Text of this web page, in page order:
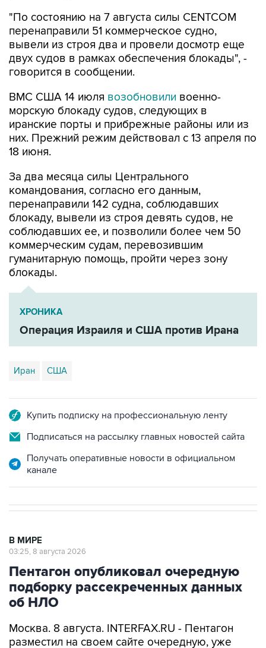
"По состоянию на 7 августа силы CENTCOM
перенаправили 51 коммерческое судно,
вывели из строя два и провели досмотр еще
двух судов в рамках обеспечения блокады", -
говорится в сообщении.
ВМС США 14 июля возобновили военно-
морскую блокаду судов, следующих в
иранские порты и прибрежные районы или из
них. Прежний режим действовал с 13 апреля по
18 июня.
За два месяца силы Центрального
командования, согласно его данным,
перенаправили 142 судна, соблюдавших
блокаду, вывели из строя девять судов, не
соблюдавших ее, и позволили более чем 50
коммерческим судам, перевозившим
гуманитарную помощь, пройти через зону
блокады.
ХРОНИКА
Операция Израиля и США против Ирана
Иран США
Купить подписку на профессиональную ленту
Подписаться на рассылку главных новостей сайта
Получать оперативные новости в официальном
канале
В МИРЕ
03:25, 8 августа 2026
Пентагон опубликовал очередную
подборку рассекреченных данных
об НЛО
Москва. 8 августа. INTERFAX.RU - Пентагон
разместил на своем сайте очередную, уже